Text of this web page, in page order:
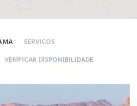
SERVICOS
VERIFICAR DISPONIBILIDADE